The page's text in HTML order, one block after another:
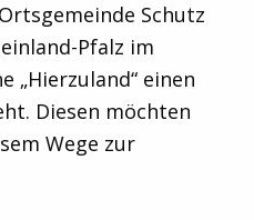
Schutz
Pfalz im
„Hierzuland“ einen
Diesen möchten
Wege zur